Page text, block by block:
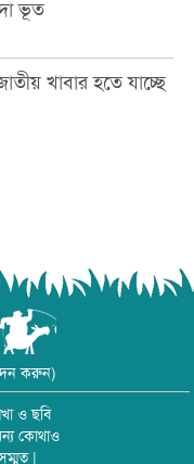
ভূত
খাবার হতে যাচ্ছে
করুন)
ও ছবি
কোথাও
|